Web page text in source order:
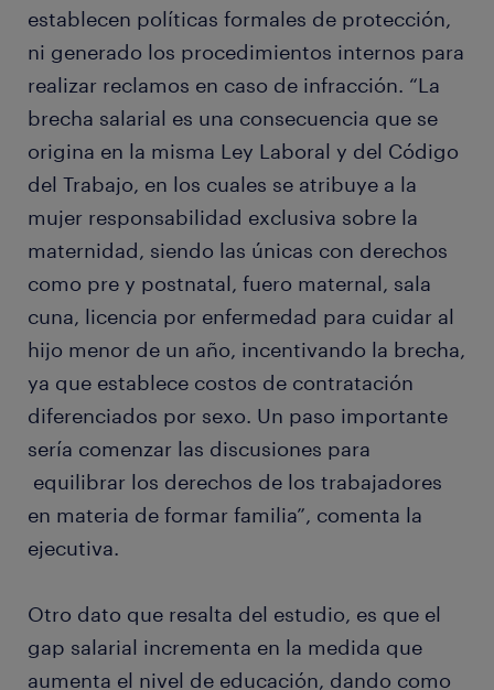
establecen políticas formales de protección,
ni generado los procedimientos internos para
realizar reclamos en caso de infracción. “La
brecha salarial es una consecuencia que se
origina en la misma Ley Laboral y del Código
del Trabajo, en los cuales se atribuye a la
mujer responsabilidad exclusiva sobre la
maternidad, siendo las únicas con derechos
como pre y postnatal, fuero maternal, sala
cuna, licencia por enfermedad para cuidar al
hijo menor de un año, incentivando la brecha,
ya que establece costos de contratación
diferenciados por sexo. Un paso importante
sería comenzar las discusiones para
equilibrar los derechos de los trabajadores
en materia de formar familia”, comenta la
ejecutiva.
Otro dato que resalta del estudio, es que el
gap salarial incrementa en la medida que
aumenta el nivel de educación, dando como